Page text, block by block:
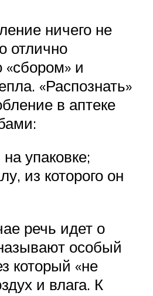
ничего не
отлично
«сбором» и
«Распознать»
в аптеке
упаковке;
из которого он
речь идет о
особый
который «не
и влага. К